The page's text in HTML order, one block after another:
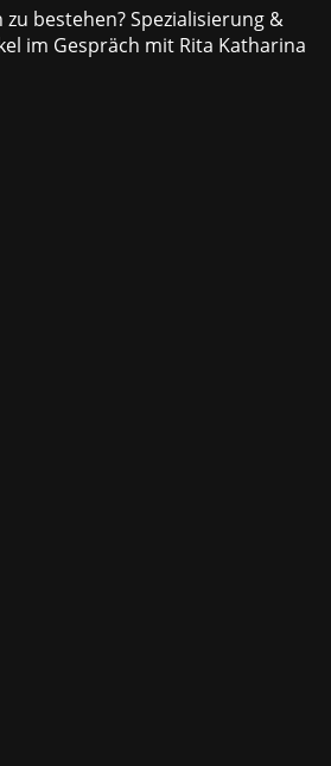
bestehen? Spezialisierung &
im Gespräch mit Rita Katharina